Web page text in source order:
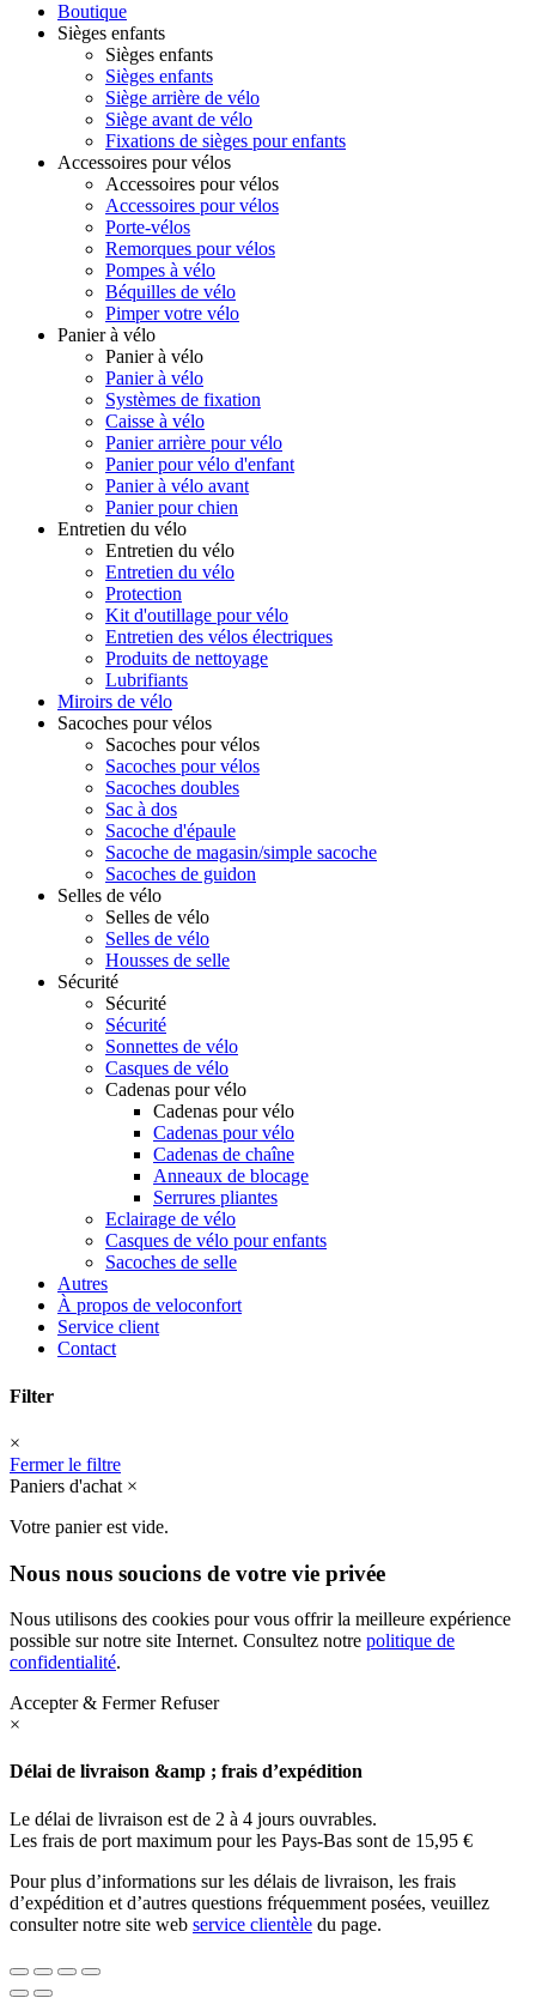
Boutique
Sièges enfants
Sièges enfants
Sièges enfants
Siège arrière de vélo
Siège avant de vélo
Fixations de sièges pour enfants
Accessoires pour vélos
Accessoires pour vélos
Accessoires pour vélos
Porte-vélos
Remorques pour vélos
Pompes à vélo
Béquilles de vélo
Pimper votre vélo
Panier à vélo
Panier à vélo
Panier à vélo
Systèmes de fixation
Caisse à vélo
Panier arrière pour vélo
Panier pour vélo d'enfant
Panier à vélo avant
Panier pour chien
Entretien du vélo
Entretien du vélo
Entretien du vélo
Protection
Kit d'outillage pour vélo
Entretien des vélos électriques
Produits de nettoyage
Lubrifiants
Miroirs de vélo
Sacoches pour vélos
Sacoches pour vélos
Sacoches pour vélos
Sacoches doubles
Sac à dos
Sacoche d'épaule
Sacoche de magasin/simple sacoche
Sacoches de guidon
Selles de vélo
Selles de vélo
Selles de vélo
Housses de selle
Sécurité
Sécurité
Sécurité
Sonnettes de vélo
Casques de vélo
Cadenas pour vélo
Cadenas pour vélo
Cadenas pour vélo
Cadenas de chaîne
Anneaux de blocage
Serrures pliantes
Eclairage de vélo
Casques de vélo pour enfants
Sacoches de selle
Autres
À propos de veloconfort
Service client
Contact
Filter
×
Fermer le filtre
Paniers d'achat ×
Votre panier est vide.
Nous nous soucions de votre vie privée
Nous utilisons des cookies pour vous offrir la meilleure expérience
possible sur notre site Internet. Consultez notre politique de
confidentialité.
Accepter & FermerRefuser
×
Délai de livraison &amp ; frais d’expédition
Le délai de livraison est de 2 à 4 jours ouvrables.
Les frais de port maximum pour les Pays-Bas sont de 15,95 €
Pour plus d’informations sur les délais de livraison, les frais
d’expédition et d’autres questions fréquemment posées, veuillez
consulter notre site web service clientèle du page.